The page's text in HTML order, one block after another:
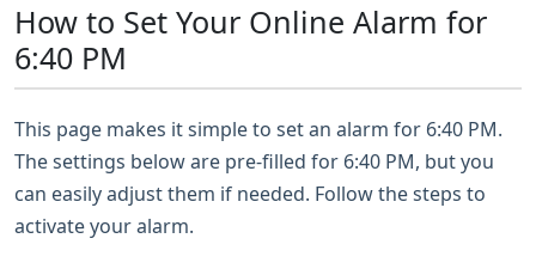
How to Set Your Online Alarm for
6:40 PM
This page makes it simple to set an alarm for 6:40 PM.
The settings below are pre-filled for 6:40 PM, but you
can easily adjust them if needed. Follow the steps to
activate your alarm.